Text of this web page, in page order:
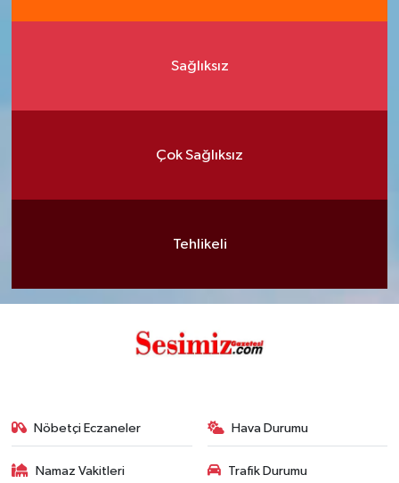
Sağlıksız
Çok Sağlıksız
Tehlikeli
Nöbetçi Eczaneler Hava Durumu
Namaz Vakitleri Trafik Durumu